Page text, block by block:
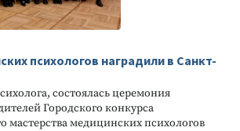
психологов наградили в Санкт-
состоялась церемония
Городского конкурса
мастерства медицинских психологов